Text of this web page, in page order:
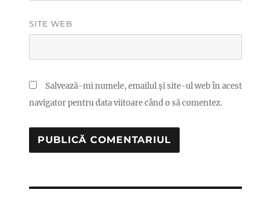
SITE WEB
Salvează-mi numele, emailul și site-ul web în acest
navigator pentru data viitoare când o să comentez.